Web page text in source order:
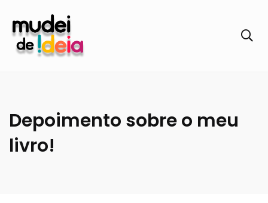
Depoimento sobre o meu
livro!